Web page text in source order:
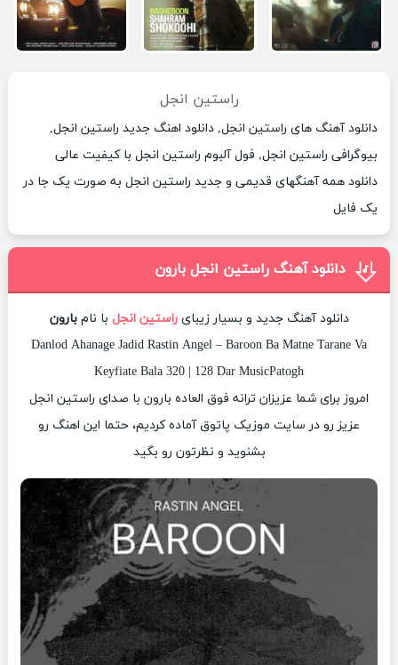
راستین انجل
دانلود آهنگ های راستین انجل, دانلود اهنگ جدید راستین انجل,
بیوگرافی راستین انجل, فول آلبوم راستین انجل با کیفیت عالی
دانلود همه آهنگهای قدیمی و جدید راستین انجل به صورت یک جا در
یک فایل
دانلود آهنگ راستین انجل بارون
دانلود آهنگ جدید و بسیار زیبایراستین انجل با نامبارون
Danlod Ahanage Jadid Rastin Angel – Baroon Ba Matne Tarane Va
Keyfiate Bala 320 | 128 Dar MusicPatogh
امروز برای شما عزیزان ترانه فوق العاده بارون با صدای راستین انجل
عزیز رو در سایت موزیک پاتوق آماده کردیم، حتما این اهنگ رو
بشنوید و نظرتون رو بگید